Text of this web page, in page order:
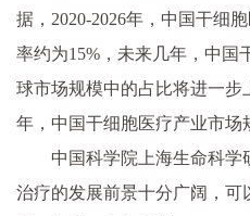
据，2020-2026年，中国干细
率约为15%，未来几年，中国
球市场规模中的占比将进一步
年，中国干细胞医疗产业市场
中国科学院上海生命科学
治疗的发展前景十分广阔，